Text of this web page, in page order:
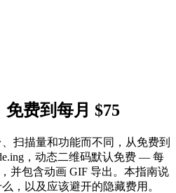
免费到每月 $75
扫描量和功能而不同，从免费到
，动态二维码默认免费 — 每
并包含动画 GIF 导出。本指南说
，以及应该避开的隐藏费用。